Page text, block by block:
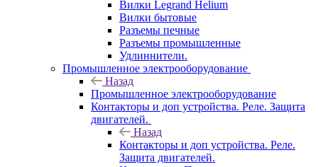
Вилки Legrand Helium
Вилки бытовые
Разъемы печные
Разъемы промышленные
Удлиннители.
Промышленное электрооборудование
Назад
Промышленное электрооборудование
Контакторы и доп устройства. Реле. Защита
двигателей.
Назад
Контакторы и доп устройства. Реле.
Защита двигателей.